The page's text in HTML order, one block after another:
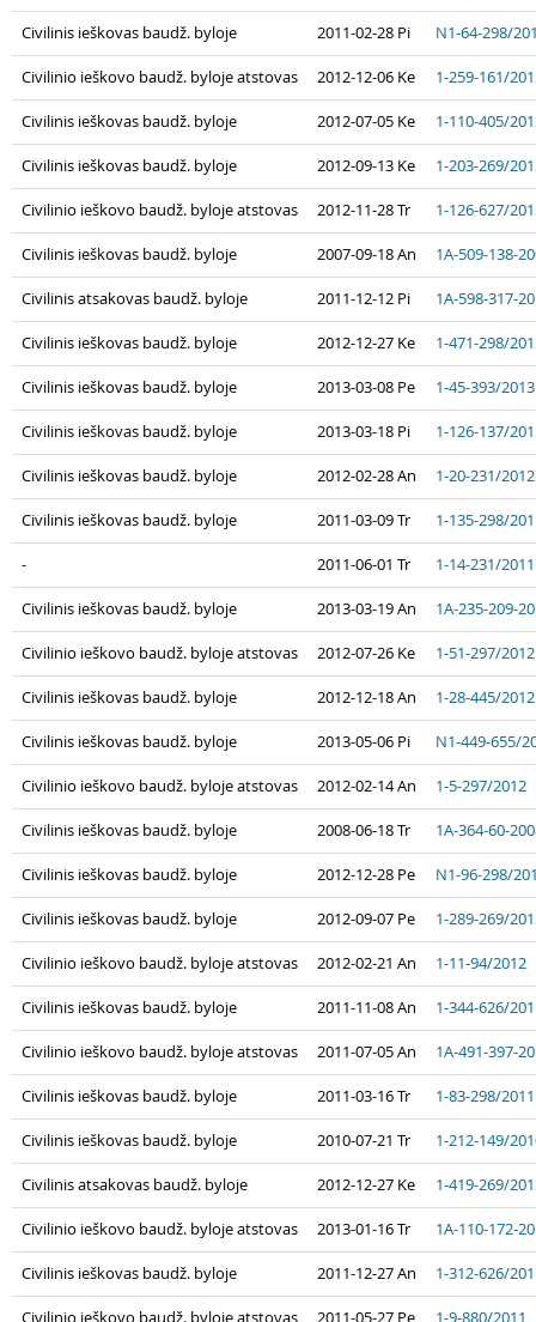
Civilinis ieškovas baudž. byloje 2011-02-28 Pi N1-64-298/
Civilinio ieškovo baudž. byloje atstovas 2012-12-06 Ke 1-259-161/
Civilinis ieškovas baudž. byloje 2012-07-05 Ke 1-110-405/
Civilinis ieškovas baudž. byloje 2012-09-13 Ke 1-203-269/
Civilinio ieškovo baudž. byloje atstovas 2012-11-28 Tr 1-126-627/
Civilinis ieškovas baudž. byloje 2007-09-18 An 1A-509-138-
Civilinis atsakovas baudž. byloje 2011-12-12 Pi 1A-598-317-
Civilinis ieškovas baudž. byloje 2012-12-27 Ke 1-471-298/
Civilinis ieškovas baudž. byloje 2013-03-08 Pe 1-45-393/2013
Civilinis ieškovas baudž. byloje 2013-03-18 Pi 1-126-137/
Civilinis ieškovas baudž. byloje 2012-02-28 An 1-20-231/2012
Civilinis ieškovas baudž. byloje 2011-03-09 Tr 1-135-298/
- 2011-06-01 Tr 1-14-231/2011
Civilinis ieškovas baudž. byloje 2013-03-19 An 1A-235-209-
Civilinio ieškovo baudž. byloje atstovas 2012-07-26 Ke 1-51-297/2012
Civilinis ieškovas baudž. byloje 2012-12-18 An 1-28-445/2012
Civilinis ieškovas baudž. byloje 2013-05-06 Pi N1-449-655/
Civilinio ieškovo baudž. byloje atstovas 2012-02-14 An 1-5-297/2012
Civilinis ieškovas baudž. byloje 2008-06-18 Tr 1A-364-60-
Civilinis ieškovas baudž. byloje 2012-12-28 Pe N1-96-298/
Civilinis ieškovas baudž. byloje 2012-09-07 Pe 1-289-269/
Civilinio ieškovo baudž. byloje atstovas 2012-02-21 An 1-11-94/2012
Civilinis ieškovas baudž. byloje 2011-11-08 An 1-344-626/
Civilinio ieškovo baudž. byloje atstovas 2011-07-05 An 1A-491-397-
Civilinis ieškovas baudž. byloje 2011-03-16 Tr 1-83-298/2011
Civilinis ieškovas baudž. byloje 2010-07-21 Tr 1-212-149/
Civilinis atsakovas baudž. byloje 2012-12-27 Ke 1-419-269/
Civilinio ieškovo baudž. byloje atstovas 2013-01-16 Tr 1A-110-172-
Civilinis ieškovas baudž. byloje 2011-12-27 An 1-312-626/
Civilinio ieškovo baudž. byloje atstovas 2011-05-27 Pe 1-9-880/2011